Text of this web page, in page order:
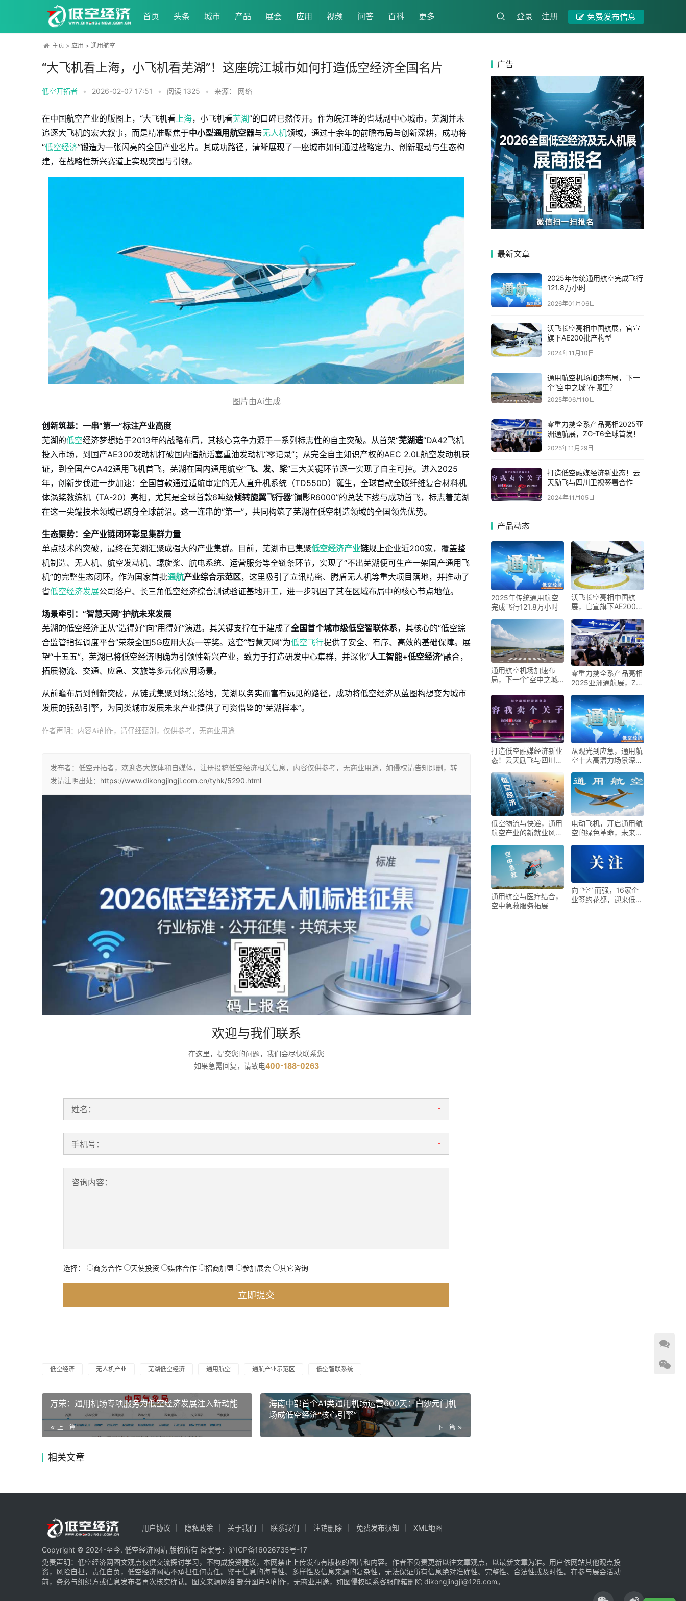
首页 头条 城市 产品 展会 应用 视频 问答 百科 更多 登录 注册 免费发布信息
主页 > 应用 > 通用航空
“大飞机看上海，小飞机看芜湖”！这座皖江城市如何打造低空经济全国名片
低空开拓者 • 2026-02-07 17:51 • 阅读 1325 • 来源： 网络
在中国航空产业的版图上，“大飞机看上海，小飞机看芜湖”的口碑已然传开。作为皖江畔的省域副中心城市，芜湖并未
追逐大飞机的宏大叙事，而是精准聚焦于中小型通用航空器与无人机领域，通过十余年的前瞻布局与创新深耕，成功将
“低空经济”锻造为一张闪亮的全国产业名片。其成功路径，清晰展现了一座城市如何通过战略定力、创新驱动与生态构
建，在战略性新兴赛道上实现突围与引领。
图片由Ai生成
创新筑基：一串“第一”标注产业高度
芜湖的低空经济梦想始于2013年的战略布局，其核心竞争力源于一系列标志性的自主突破。从首架“芜湖造”DA42飞机
投入市场，到国产AE300发动机打破国内适航活塞重油发动机“零记录”；从完全自主知识产权的AEC 2.0L航空发动机获
证，到全国产CA42通用飞机首飞，芜湖在国内通用航空“飞、发、桨”三大关键环节逐一实现了自主可控。进入2025
年，创新步伐进一步加速：全国首款通过适航审定的无人直升机系统（TD550D）诞生，全球首款全碳纤维复合材料机
体涡桨教练机（TA-20）亮相，尤其是全球首款6吨级倾转旋翼飞行器“镧影R6000”的总装下线与成功首飞，标志着芜湖
在这一尖端技术领域已跻身全球前沿。这一连串的“第一”，共同构筑了芜湖在低空制造领域的全国领先优势。
生态聚势：全产业链闭环彰显集群力量
单点技术的突破，最终在芜湖汇聚成强大的产业集群。目前，芜湖市已集聚低空经济产业链规上企业近200家，覆盖整
机制造、无人机、航空发动机、螺旋桨、航电系统、运营服务等全链条环节，实现了“不出芜湖便可生产一架国产通用飞
机”的完整生态闭环。作为国家首批通航产业综合示范区，这里吸引了立讯精密、腾盾无人机等重大项目落地，并推动了
省低空经济发展公司落户、长三角低空经济综合测试验证基地开工，进一步巩固了其在区域布局中的核心节点地位。
场景牵引：“智慧天网”护航未来发展
芜湖的低空经济正从“造得好”向“用得好”演进。其关键支撑在于建成了全国首个城市级低空智联体系，其核心的“低空综
合监管指挥调度平台”荣获全国5G应用大赛一等奖。这套“智慧天网”为低空飞行提供了安全、有序、高效的基础保障。展
望“十五五”，芜湖已将低空经济明确为引领性新兴产业，致力于打造研发中心集群，并深化“人工智能+低空经济”融合，
拓展物流、交通、应急、文旅等多元化应用场景。
从前瞻布局到创新突破，从链式集聚到场景落地，芜湖以务实而富有远见的路径，成功将低空经济从蓝图构想变为城市
发展的强劲引擎，为同类城市发展未来产业提供了可资借鉴的“芜湖样本”。
作者声明：内容Ai创作，请仔细甄别，仅供参考，无商业用途
发布者：低空开拓者，欢迎各大媒体和自媒体，注册投稿低空经济相关信息，内容仅供参考，无商业用途，如侵权请告知即删，转
发请注明出处： https://www.dikongjingji.com.cn/tyhk/5290.html
欢迎与我们联系
在这里，提交您的问题，我们会尽快联系您
如果急需回复，请致电400-188-0263
姓名： *
手机号： *
咨询内容：
选择： 商务合作 天使投资 媒体合作 招商加盟 参加展会 其它咨询
低空经济 无人机产业 芜湖低空经济 通用航空 通航产业示范区 低空智联系统
万荣：通用机场专项服务为低空经济发展注入新动能
上一篇
海南中部首个A1类通用机场运营600天：白沙元门机
场成低空经济“核心引擎”
下一篇
相关文章
广告
最新文章
2025年传统通用航空完成飞行
121.8万小时
2026年01月06日
沃飞长空亮相中国航展，官宣
旗下AE200批产构型
2024年11月10日
通用航空机场加速布局，下一
个“空中之城”在哪里？
2025年06月10日
零重力携全系产品亮相2025亚
洲通航展，ZG-T6全球首发！
2025年11月29日
打造低空融媒经济新业态！云
天励飞与四川卫视签署合作
2024年11月05日
产品动态
2025年传统通用航空
完成飞行121.8万小时
沃飞长空亮相中国航
展，官宣旗下AE200批
通用航空机场加速布
局，下一个“空中之城”
零重力携全系产品亮相
2025亚洲通航展，ZG-
打造低空融媒经济新业
态！云天励飞与四川卫
从观光到应急，通用航
空十大高潜力场景深度
低空物流与快递，通用
航空产业的新就业风口
电动飞机，开启通用航
空的绿色革命，未来已
通用航空与医疗结合，
空中急救服务拓展
向 “空” 而强，16家企
业签约花都，迎来低空
用户协议 隐私政策 关于我们 联系我们 注销删除 免费发布须知 XML地图
Copyright © 2024-至今. 低空经济网站 版权所有 备案号： 沪ICP备16026735号-17
免责声明：低空经济网图文观点仅供交流探讨学习，不构成投资建议，本网禁止上传发布有版权的图片和内容。作者不负责更新以往文章观点，以最新文章为准。用户依网站其他观点投
资，风险自担，责任自负，低空经济网站不承担任何责任。鉴于信息的海量性、多样性及信息来源的复杂性，无法保证所有信息绝对准确性、完整性、合法性或及时性。在参与展会活动
前，务必与组织方或信息发布者再次核实确认。图文来源网络 部分图片AI创作，无商业用途，如图侵权联系客服邮箱删除 dikongjingji@126.com。